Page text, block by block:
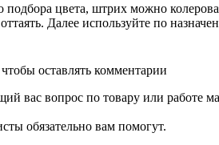
подбора цвета, штрих можно
Далее используйте по
чтобы оставлять комментарии
вас вопрос по товару или работе
обязательно вам помогут.